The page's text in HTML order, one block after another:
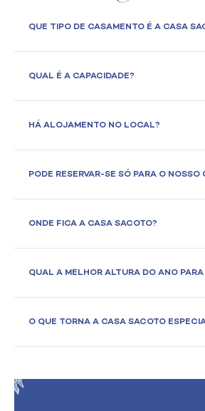
QUE TIPO DE CASAMENTO É A CASA
QUAL É A CAPACIDADE?
HÁ ALOJAMENTO NO LOCAL?
PODE RESERVAR-SE SÓ PARA O NOSSO
ONDE FICA A CASA SACOTO?
QUAL A MELHOR ALTURA DO ANO
O QUE TORNA A CASA SACOTO